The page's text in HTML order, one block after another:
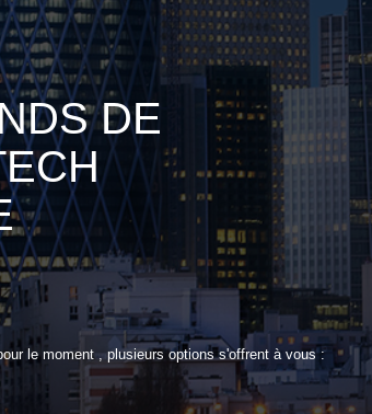
DE
le moment , plusieurs options s'offrent à vous :